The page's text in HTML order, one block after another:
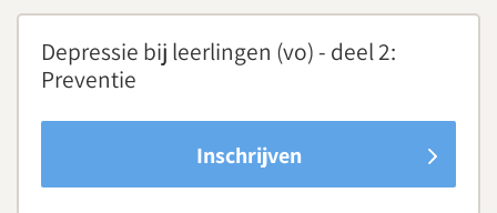
Depressie bij leerlingen (vo) - deel 2:
Preventie
Inschrijven